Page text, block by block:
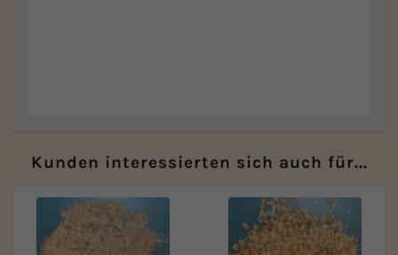
Kunden interessierten sich auch für...